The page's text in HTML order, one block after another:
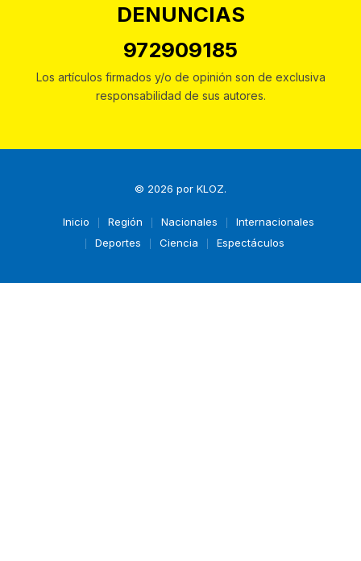
DENUNCIAS
972909185
Los artículos firmados y/o de opinión son de exclusiva
responsabilidad de sus autores.
© 2026 por KLOZ.
Inicio Región Nacionales
Internacionales
Deportes
Ciencia Espectáculos